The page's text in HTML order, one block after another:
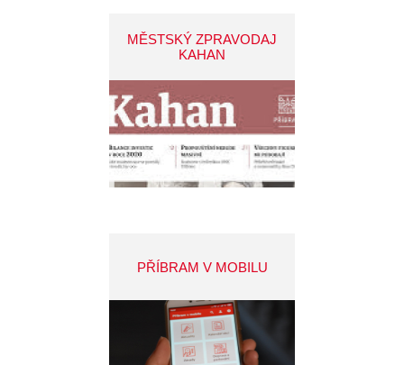
MĚSTSKÝ ZPRAVODAJ
KAHAN
PŘÍBRAM V MOBILU